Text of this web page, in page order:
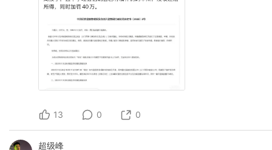
13 0 0
超级峰